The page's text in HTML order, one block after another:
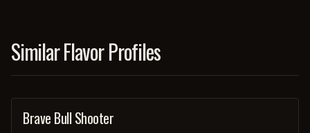
Similar Flavor Profiles
SHOT
Brave Bull Shooter